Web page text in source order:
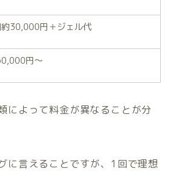
30,000円＋ジェル代
円〜
によって料金が異なることが分
に言えることですが、1回で理想